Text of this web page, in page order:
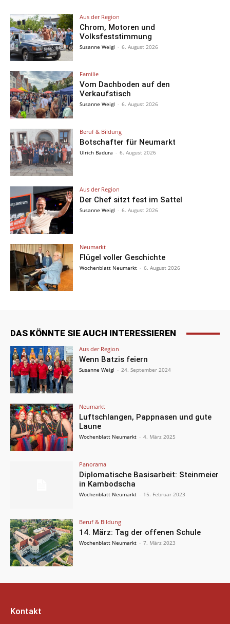
Aus der Region
Chrom, Motoren und
Volksfeststimmung
Susanne Weigl - 6. August 2026
Familie
Vom Dachboden auf den
Verkaufstisch
Susanne Weigl - 6. August 2026
Beruf & Bildung
Botschafter für Neumarkt
Ulrich Badura - 6. August 2026
Aus der Region
Der Chef sitzt fest im Sattel
Susanne Weigl - 6. August 2026
Neumarkt
Flügel voller Geschichte
Wochenblatt Neumarkt - 6. August 2026
DAS KÖNNTE SIE AUCH INTERESSIEREN
Aus der Region
Wenn Batzis feiern
Susanne Weigl - 24. September 2024
Neumarkt
Luftschlangen, Pappnasen und gute
Laune
Wochenblatt Neumarkt - 4. März 2025
Panorama
Diplomatische Basisarbeit: Steinmeier
in Kambodscha
Wochenblatt Neumarkt - 15. Februar 2023
Beruf & Bildung
14. März: Tag der offenen Schule
Wochenblatt Neumarkt - 7. März 2023
Kontakt